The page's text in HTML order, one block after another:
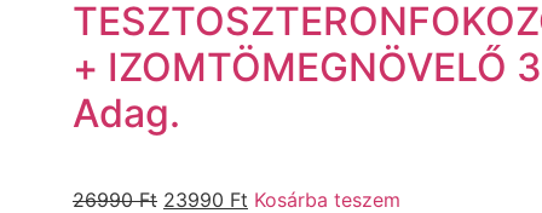
+ IZOMTÖMEGNÖVELŐ
Adag.
26990Ft 23990 Ft Kosárba teszem